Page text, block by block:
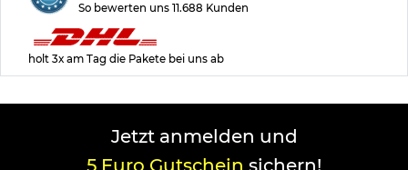
So bewerten uns 11.688 Kunden
holt 3x am Tag die Pakete bei uns ab
Jetzt anmelden und
5 Euro Gutschein sichern!